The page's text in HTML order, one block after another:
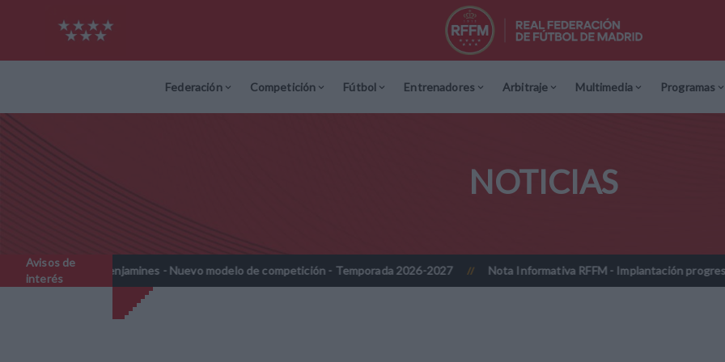
Federación Competición Fútbol Entrenadores Arbitraje Multimedia Programas
NOTICIAS
Avisos de
interés
Prebenjamines - Nuevo modelo de competición - Temporada 2026-2027 // Nota Informativa RFFM - Implantación progresiva de la firma